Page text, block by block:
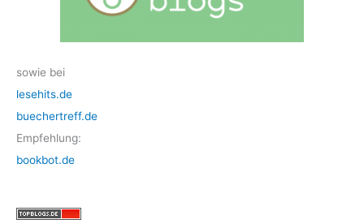
sowie bei
lesehits.de
buechertreff.de
Empfehlung:
bookbot.de